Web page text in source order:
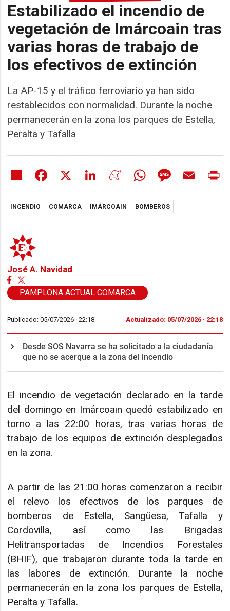
Estabilizado el incendio de
vegetación de Imárcoain tras
varias horas de trabajo de
los efectivos de extinción
La AP-15 y el tráfico ferroviario ya han sido
restablecidos con normalidad. Durante la noche
permanecerán en la zona los parques de Estella,
Peralta y Tafalla
Share Facebook LinkedIn MeneameWhatsAppMessageEmail
INCENDIO COMARCA IMÁRCOAIN BOMBEROS
José A. Navidad
PAMPLONA ACTUAL COMARCA
Publicado: 05/07/2026 ·22:18 Actualizado: 05/07/2026 · 22:18
Desde SOS Navarra se ha solicitado a la ciudadanía
que no se acerque a la zona del incendio
El incendio de vegetación declarado en la tarde
del domingo en Imárcoain quedó estabilizado en
torno a las 22:00 horas, tras varias horas de
trabajo de los equipos de extinción desplegados
en la zona.
A partir de las 21:00 horas comenzaron a recibir
el relevo los efectivos de los parques de
bomberos de Estella, Sangüesa, Tafalla y
Cordovilla, así como las Brigadas
Helitransportadas de Incendios Forestales
(BHIF), que trabajaron durante toda la tarde en
las labores de extinción. Durante la noche
permanecerán en la zona los parques de Estella,
Peralta y Tafalla.